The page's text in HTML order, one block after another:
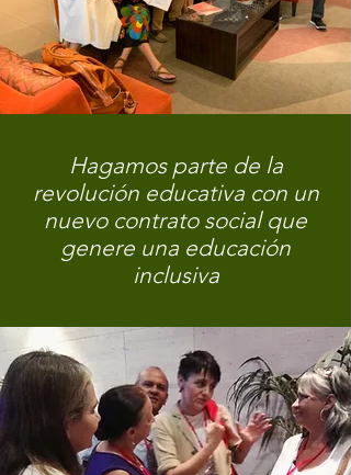
Hagamos parte de la
revolución educativa con un
nuevo contrato social que
genere una educación
inclusiva